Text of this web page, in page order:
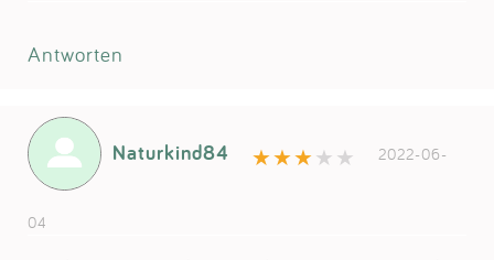
Antworten
Naturkind84 2022-06-
04